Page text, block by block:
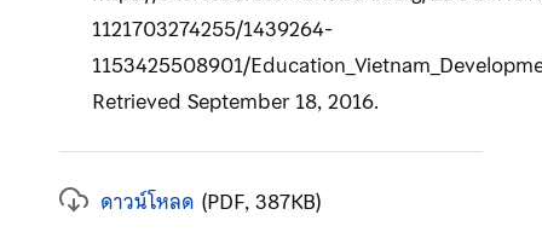
1121703274255/1439264-
1153425508901/
Retrieved September 18, 2016.
ดาวน์โหลด (PDF, 387KB)